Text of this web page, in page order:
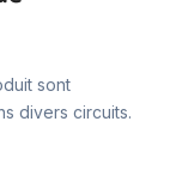
sont
divers circuits.